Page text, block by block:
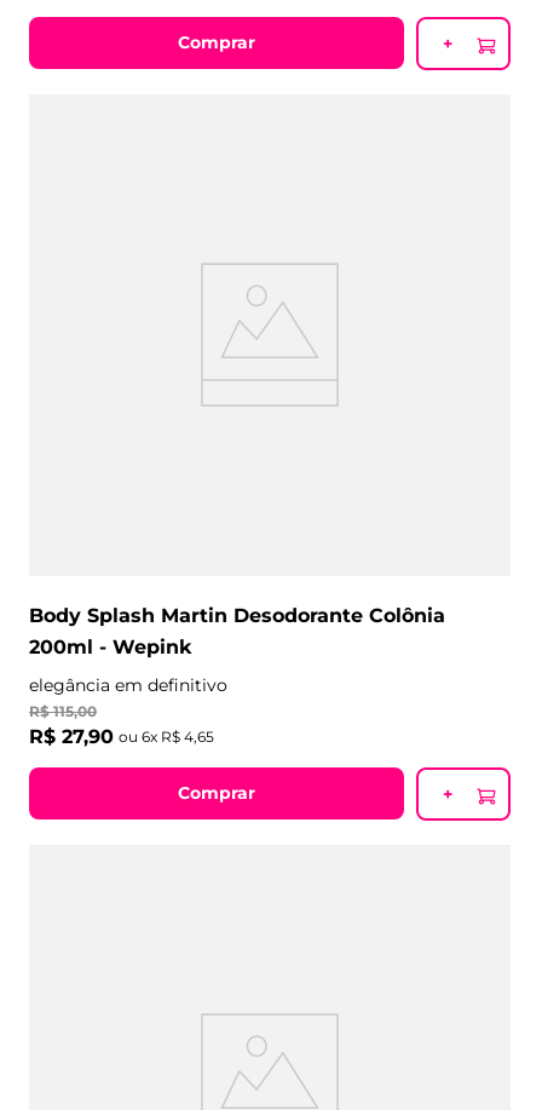
Comprar +
Body Splash Martin Desodorante Colônia
200ml - Wepink
elegância em definitivo
R$ 115,00
R$ 27,90 ou 6x R$ 4,65
Comprar +